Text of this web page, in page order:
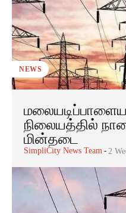
NEWS
நிலையத்தில்
மின்தடை
SimpliCity News Team - 2